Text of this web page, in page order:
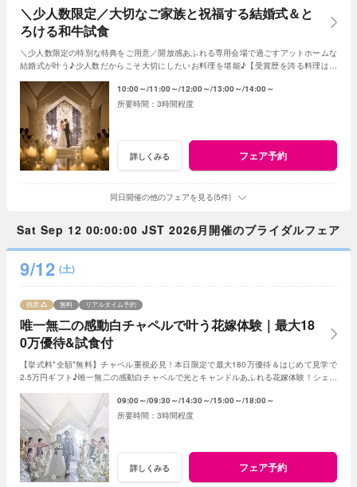
＼少人数限定／大切なご家族と祝福する結婚式＆と
ろける和牛試食
＼少人数限定の特別な特典をご用意／開放感あふれる専用会場で過ごすアットホームな
結婚式が叶う♪少人数だからこそ大切にしたいお料理を堪能♪【受賞歴を誇る料理は必
10:00～ 11:00～ 12:00～ 13:00～ 14:00～
3時間程度
詳しくみる フェア予約
同日開催の他のフェアを見る(5件)
Sat Sep 12 00:00:00 JST 2026月開催のブライダルフェア
9/12 (土)
唯一無二の感動白チャペルで叶う花嫁体験｜最大18
0万優待&試食付
残席 無料 リアルタイム予約
【挙式料*全額*無料】チャペル重視必見！本日限定で最大180万優待＆はじめて見学で
2.5万円ギフト♪唯一無二の感動白チャペルで光とキャンドルあふれる花嫁体験！シェフ
09:00～ 09:30～ 14:30～ 15:00～ 18:00～
3時間程度
詳しくみる フェア予約